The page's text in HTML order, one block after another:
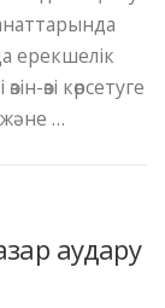
ерекшелік
өзі көрсетуге
…
аудару